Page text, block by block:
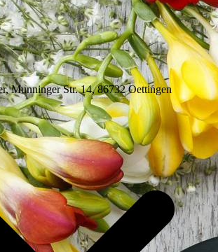
Munninger Str. 14, 86732 Oettingen